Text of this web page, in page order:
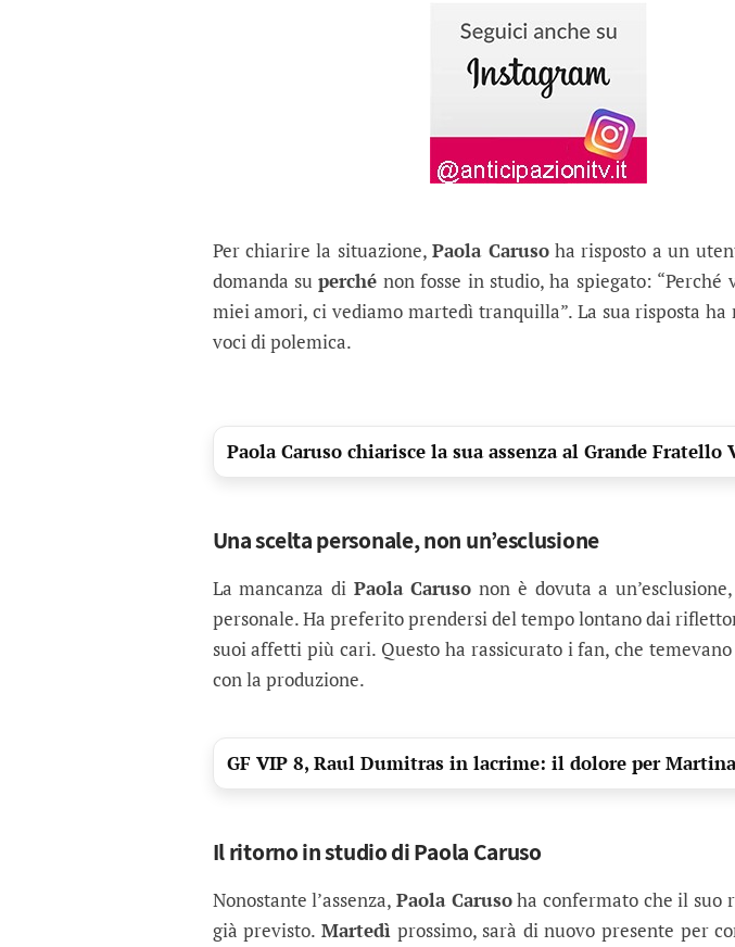
Per chiarire la situazione,Paola Carusoha risposto a un
domanda superché non fosse in studio, ha spiegato: “Perché
miei amori, ci vediamo martedì tranquilla”. La sua risposta ha
voci di polemica.
Paola Caruso chiarisce la sua assenza al Grande Fratello
Una scelta personale, non un’esclusione
La mancanza di Paola Caruso non è dovuta a
personale. Ha preferito prendersi del tempo lontano dai
suoi affetti più cari. Questo ha rassicurato i fan, che
con la produzione.
GF VIP 8, Raul Dumitras in lacrime: il dolore per
Il ritorno in studio di Paola Caruso
Nonostante l’assenza, Paola Carusoha confermato che il suo
già previsto. Martedìprossimo, sarà di nuovo presente per